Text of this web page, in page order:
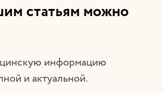
статьям можно
информацию
и актуальной.